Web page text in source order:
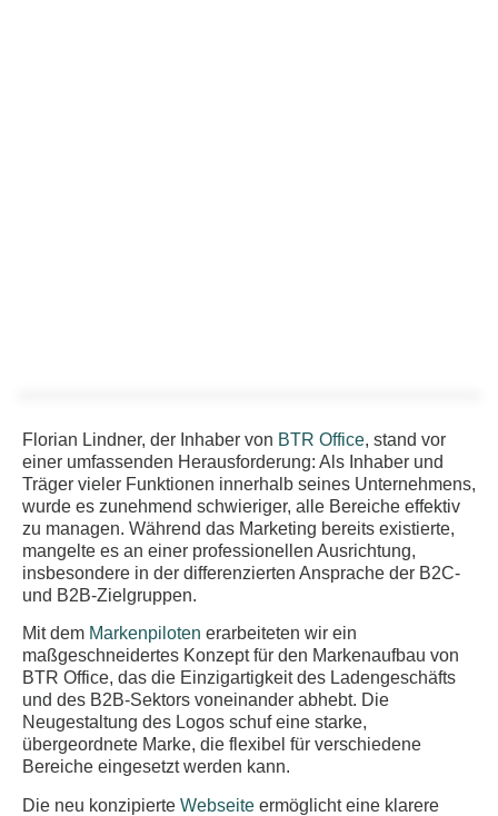
Florian Lindner, der Inhaber von BTR Office, stand vor
einer umfassenden Herausforderung: Als Inhaber und
Träger vieler Funktionen innerhalb seines Unternehmens,
wurde es zunehmend schwieriger, alle Bereiche effektiv
zu managen. Während das Marketing bereits existierte,
mangelte es an einer professionellen Ausrichtung,
insbesondere in der differenzierten Ansprache der B2C-
und B2B-Zielgruppen.
Mit dem Markenpiloten erarbeiteten wir ein
maßgeschneidertes Konzept für den Markenaufbau von
BTR Office, das die Einzigartigkeit des Ladengeschäfts
und des B2B-Sektors voneinander abhebt. Die
Neugestaltung des Logos schuf eine starke,
übergeordnete Marke, die flexibel für verschiedene
Bereiche eingesetzt werden kann.
Die neu konzipierte Webseite ermöglicht eine klarere